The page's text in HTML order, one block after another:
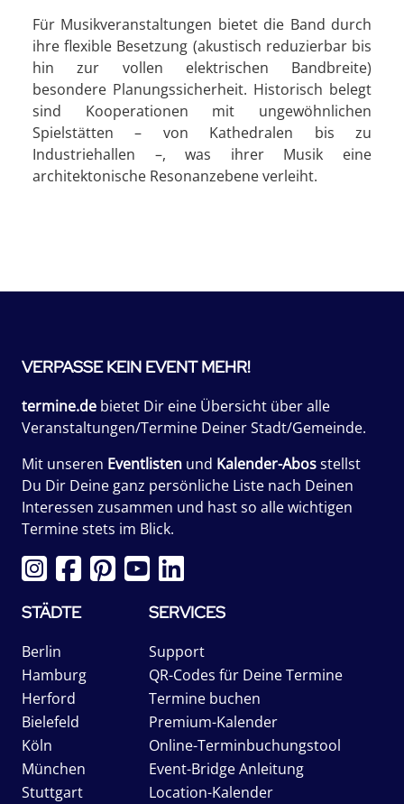
Für Musikveranstaltungen bietet die Band durch
ihre flexible Besetzung (akustisch reduzierbar bis
hin zur vollen elektrischen Bandbreite)
besondere Planungssicherheit. Historisch belegt
sind Kooperationen mit ungewöhnlichen
Spielstätten – von Kathedralen bis zu
Industriehallen –, was ihrer Musik eine
architektonische Resonanzebene verleiht.
VERPASSE KEIN EVENT MEHR!
termine.de bietet Dir eine Übersicht über alle
Veranstaltungen/Termine Deiner Stadt/Gemeinde.
Mit unseren Eventlisten und Kalender-Abosstellst
Du Dir Deine ganz persönliche Liste nach Deinen
Interessen zusammen und hast so alle wichtigen
Termine stets im Blick.
STÄDTE
Berlin
Hamburg
Herford
Bielefeld
Köln
München
Stuttgart
SERVICES
Support
QR-Codes für Deine Termine
Termine buchen
Premium-Kalender
Online-Terminbuchungstool
Event-Bridge Anleitung
Location-Kalender